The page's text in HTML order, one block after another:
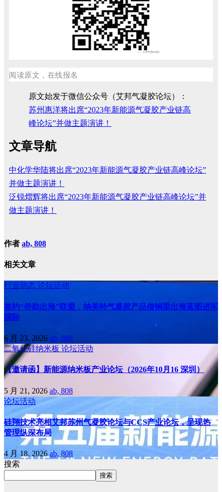
阅读原文，在线报名
原文始发于微信公众号（艾邦气凝胶论坛）：
苏州惠洋将出席“2023年新能源气凝胶产业链高
峰论坛”并做主题演讲！
文章导航
中化学华陆将出席“2023年新能源气凝胶产业链高峰论坛”
并做主题演讲！
泛锐熠辉将出席“2023年新能源气凝胶产业链高峰论坛”并
做主题演讲！
作者 ab, 808
相关文章
行业动态 论坛活动
签约“侨助出海”联盟，纳美特气凝胶产品借铜梁出海蓝图进军
国际
6 月 23, 2026 ab, 808
二氧化硅纳米板 论坛活动
【邀请函】新能源纳米板产业论坛（2026年10月16 深圳）
5 月 21, 2026 ab, 808
论坛活动
硅翔技术亮相艾邦苏州气凝胶论坛与CCS产业论坛，呈现热
管理纵深布局
4 月 18, 2026 ab, 808
搜索
搜索